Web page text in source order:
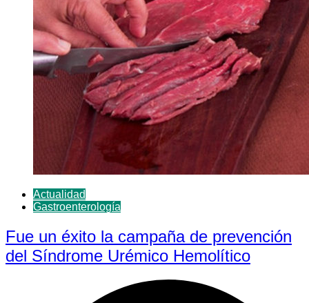
Actualidad
Gastroenterología
Fue un éxito la campaña de prevención
del Síndrome Urémico Hemolítico